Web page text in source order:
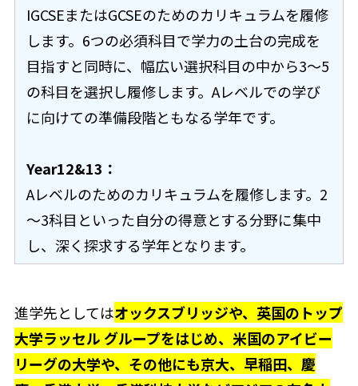
IGCSEまたはGCSEのためのカリキュラムを履修
します。6つの必須科目で学力の土台の完成を
目指すと同時に、幅広い選択科目の中から3〜5
の科目を選択し履修します。Aレベルでの学び
に向けての準備段階ともなる学年です。
Year12&13：
Aレベルのためのカリキュラムを履修します。2
～3科目といった自分の得意とする分野に集中
し、深く探求する学年となります。
進学先としてはオックスブリッジや、英国のトップ
大学ラッセル グループをはじめ、米国のアイビー
リーグの大学や、その他にも京大、早稲田、慶